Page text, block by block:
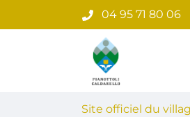
au
04 95 71 80 06
Site officiel
Site officiel du